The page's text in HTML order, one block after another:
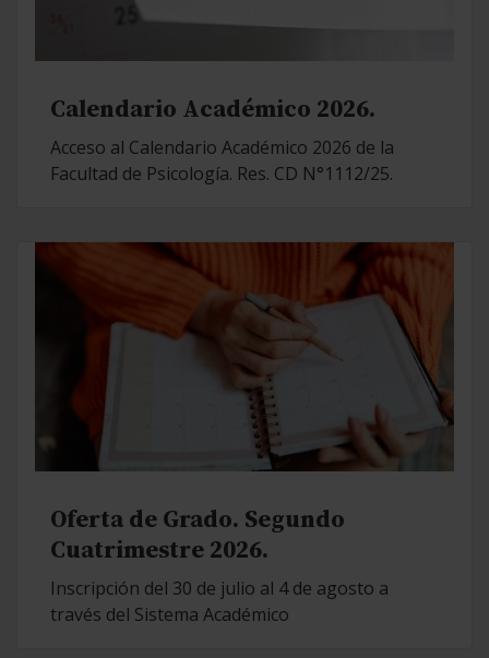
Calendario Académico 2026.
Acceso al Calendario Académico 2026 de la
Facultad de Psicología. Res. CD N°1112/25.
Oferta de Grado. Segundo
Cuatrimestre 2026.
Inscripción del 30 de julio al 4 de agosto a
través del Sistema Académico